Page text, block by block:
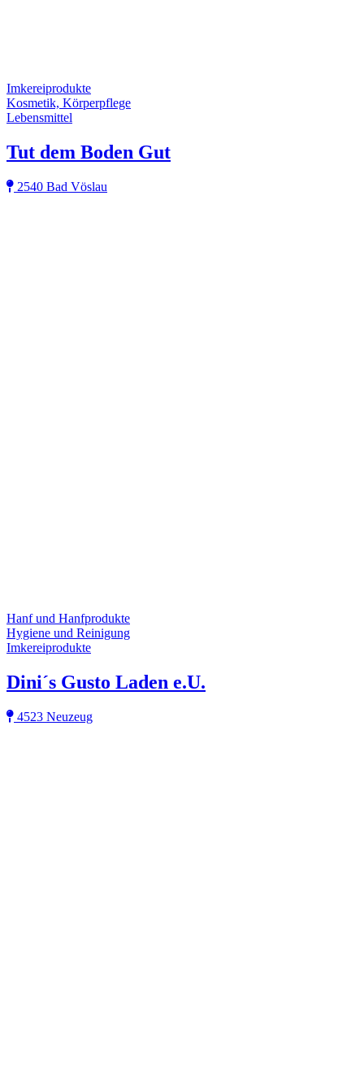
Imkereiprodukte
Kosmetik, Körperpflege
Lebensmittel
Tut dem Boden Gut
2540 Bad Vöslau
Hanf und Hanfprodukte
Hygiene und Reinigung
Imkereiprodukte
Dini´s Gusto Laden e.U.
4523 Neuzeug